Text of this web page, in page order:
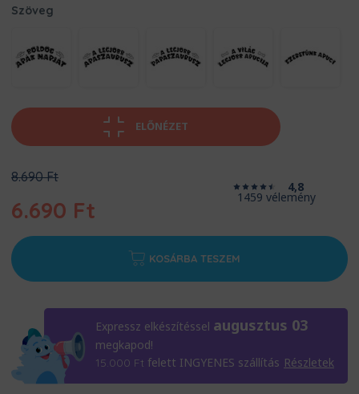
Szöveg
ELŐNÉZET
8.690FtOriginal
was:
8.690 Ft.
6.690 Ft
Current
price
is:
4,8
1459 vélemény
KOSÁRBA TESZEM
Expressz elkészítéssel augusztus 03
megkapod!
15.000 Ft felett INGYENES szállítás Részletek